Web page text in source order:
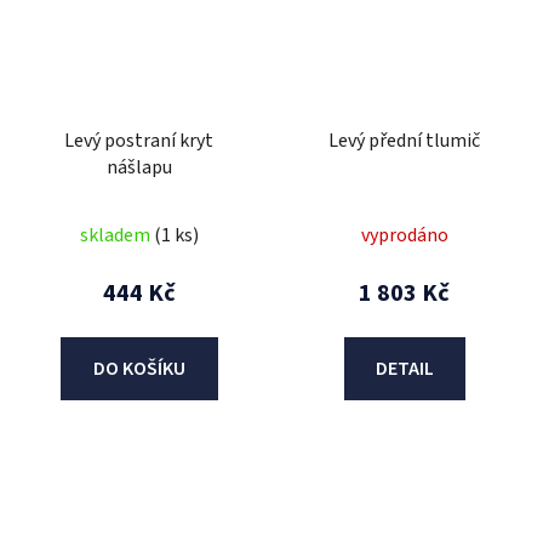
Levý postraní kryt
nášlapu
skladem (1 ks)
444 Kč
DO KOŠÍKU
Levý přední tlumič
vyprodáno
1 803 Kč
DETAIL